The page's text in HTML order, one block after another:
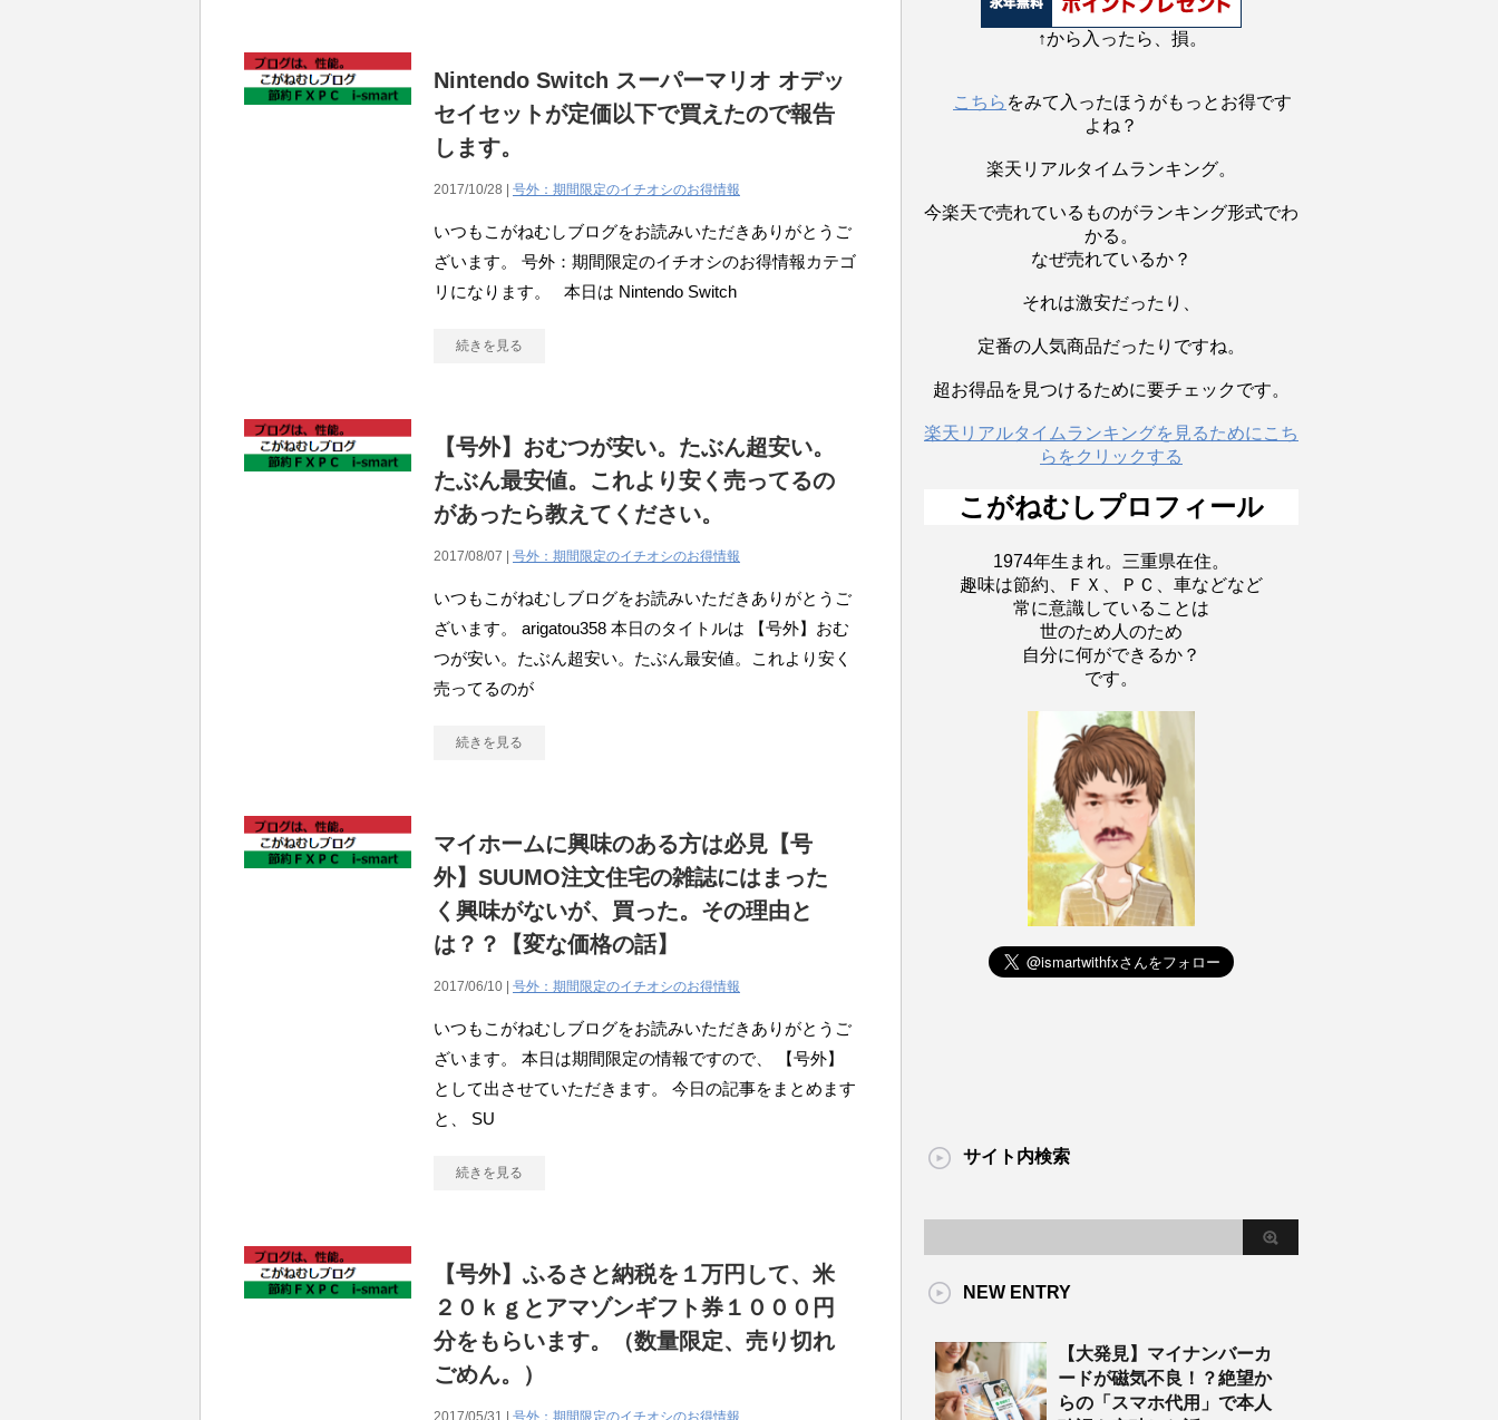
Nintendo Switch スーパーマリオ オデッ
セイセットが定価以下で買えたので報告
します。
2017/10/28 | 号外：期間限定のイチオシのお得情報
いつもこがねむしブログをお読みいただきありがとうご
ざいます。 号外：期間限定のイチオシのお得情報カテゴ
リになります。 本日は Nintendo Switch
続きを見る
【号外】おむつが安い。たぶん超安い。
たぶん最安値。これより安く売ってるの
があったら教えてください。
2017/08/07 | 号外：期間限定のイチオシのお得情報
いつもこがねむしブログをお読みいただきありがとうご
ざいます。 arigatou358 本日のタイトルは 【号外】おむ
つが安い。たぶん超安い。たぶん最安値。これより安く
売ってるのが
続きを見る
マイホームに興味のある方は必見【号
外】SUUMO注文住宅の雑誌にはまった
く興味がないが、買った。その理由と
は？？【変な価格の話】
2017/06/10 | 号外：期間限定のイチオシのお得情報
いつもこがねむしブログをお読みいただきありがとうご
ざいます。 本日は期間限定の情報ですので、 【号外】
として出させていただきます。 今日の記事をまとめます
と、 SU
続きを見る
【号外】ふるさと納税を１万円して、米
２０ｋｇとアマゾンギフト券１０００円
分をもらいます。（数量限定、売り切れ
ごめん。）
2017/05/31 | 号外：期間限定のイチオシのお得情報
↑から入ったら、損。
こちら をみて入ったほうがもっとお得です
よね？
楽天リアルタイムランキング。
今楽天で売れているものがランキング形式でわ
かる。
なぜ売れているか？
それは激安だったり、
定番の人気商品だったりですね。
超お得品を見つけるために要チェックです。
楽天リアルタイムランキングを見るためにこち
らをクリックする
こがねむしプロフィール
1974年生まれ。三重県在住。
趣味は節約、ＦＸ、ＰＣ、車などなど
常に意識していることは
世のため人のため
自分に何ができるか？
です。
サイト内検索
NEW ENTRY
【大発見】マイナンバーカ
ードが磁気不良！？絶望か
らの「スマホ代用」で本人